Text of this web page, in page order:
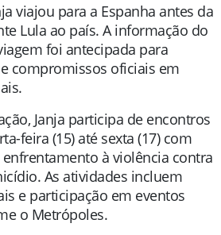
viajou para a Espanha antes da
Lula ao país. A informação do
foi antecipada para
compromissos oficiais em
Janja participa de encontros
feira (15) até sexta (17) com
à violência contra
As atividades incluem
e participação em eventos
o Metrópoles.